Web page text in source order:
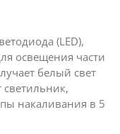
(LED),
освещения части
белый свет
светильник,
накаливания в 5